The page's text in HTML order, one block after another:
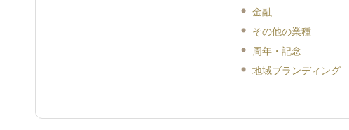
金融
その他の業種
周年・記念
地域ブランディング